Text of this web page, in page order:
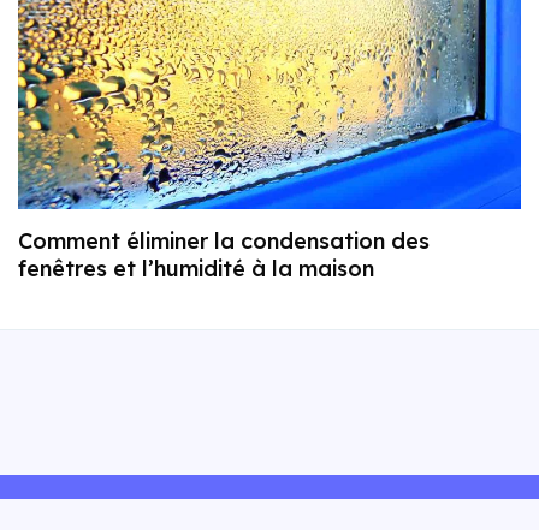
Comment éliminer la condensation des
fenêtres et l’humidité à la maison